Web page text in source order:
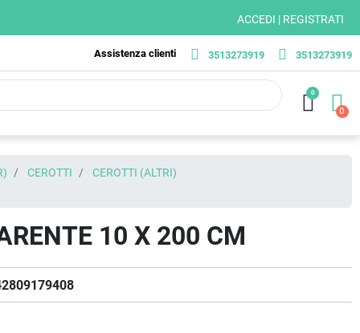
ACCEDI | REGISTRATI
Assistenza clienti 3513273919 3513273919
0
CEROTTI
CEROTTI (ALTRI)
10 X 200 CM